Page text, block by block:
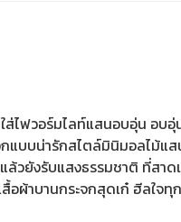
ไฟวอร์มไลท์แสนอบอุ่น อบ
บบน่ารักสไตล์มินิมอลไม้
วยังรับแสงธรรมชาติ ที่ส
ผ้าบานกระจกสุดเก๋ ฮีลใ